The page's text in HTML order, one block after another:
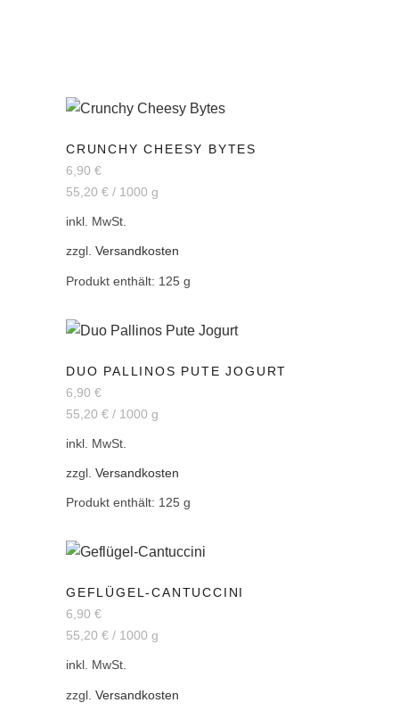
CRUNCHY CHEESY BYTES
6,90 €
55,20 € / 1000 g
inkl. MwSt.
zzgl. Versandkosten
Produkt enthält: 125 g
DUO PALLINOS PUTE JOGURT
6,90 €
55,20 € / 1000 g
inkl. MwSt.
zzgl. Versandkosten
Produkt enthält: 125 g
GEFLÜGEL-CANTUCCINI
6,90 €
55,20 € / 1000 g
inkl. MwSt.
zzgl. Versandkosten